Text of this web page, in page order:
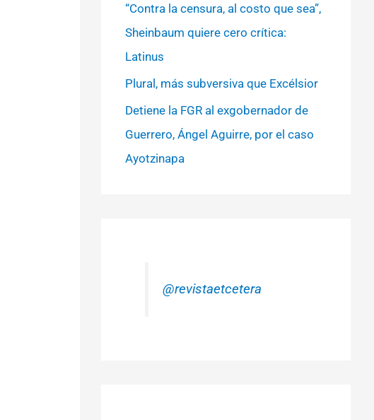
“Contra la censura, al costo que sea”,
Sheinbaum quiere cero crítica:
Latinus
Plural, más subversiva que Excélsior
Detiene la FGR al exgobernador de
Guerrero, Ángel Aguirre, por el caso
Ayotzinapa
@revistaetcetera